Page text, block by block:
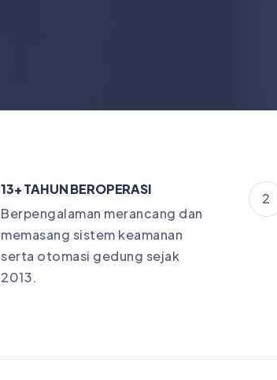
13+ TAHUN BEROPERASI
Berpengalaman merancang dan
memasang sistem keamanan
serta otomasi gedung sejak
2013.
2